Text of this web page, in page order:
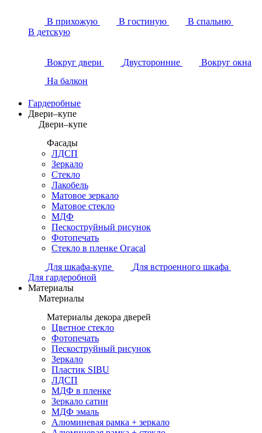
В прихожую В гостиную
В спальню
В детскую
Вокруг двери Двусторонние
Вокруг окна
На балкон
Гардеробные
Двери–купе
Двери–купе
Фасады
ЛДСП
Зеркало
Стекло
Лакобель
Матовое зеркало
Матовое стекло
МДФ
Пескоструйный рисунок
Фотопечать
Стекло в пленке Огасаl
Для шкафа-купе
Для встроенного шкафа
Для гардеробной
Материалы
Материалы
Материалы декора дверей
Цветное стекло
Фотопечать
Пескоструйный рисунок
Зеркало
Пластик SIBU
ЛДСП
МДФ в пленке
Зеркало сатин
МДФ эмаль
Алюминевая рамка + зеркало